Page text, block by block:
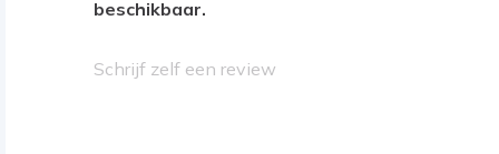
beschikbaar.
Schrijf zelf een review